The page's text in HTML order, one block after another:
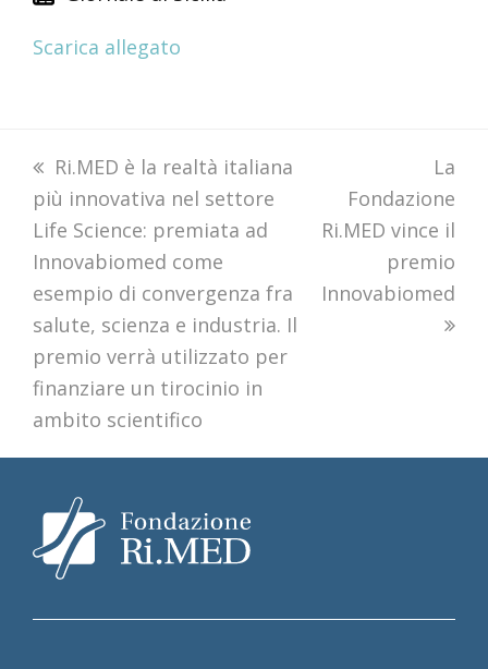
Scarica allegato
previous
post:
Ri.MED è la realtà italiana
più innovativa nel settore
Life Science: premiata ad
Innovabiomed come
esempio di convergenza fra
salute, scienza e industria. Il
premio verrà utilizzato per
finanziare un tirocinio in
ambito scientifico
next
post:
La
Fondazione
Ri.MED vince il
premio
Innovabiomed